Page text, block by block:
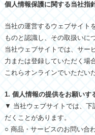
個人情報保護に関する当社指
当社の運営するウェブサイト
ものと認識し、その取扱いに
当社ウェブサイトでは、サー
力または登録していただく場
これらオンラインでいただい
1. 個人情報の提供をお願いす
▼ 当社ウェブサイトでは、下
だくことがあります。
○ 商品・サービスのお問い合